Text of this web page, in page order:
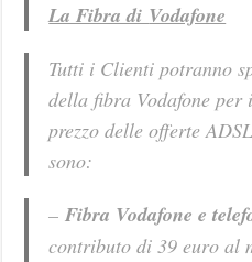
La Fibra di Vodafone
Tutti i Clienti potranno
della fibra Vodafone
prezzo delle offerte
sono:
– Fibra Vodafone e
contributo di 39 euro al